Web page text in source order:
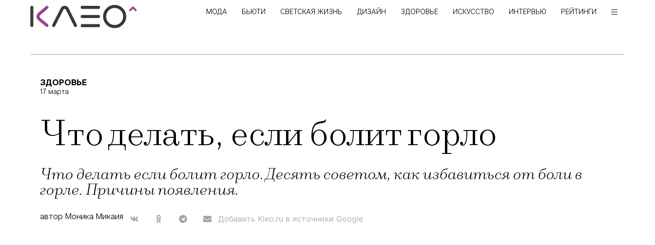
МОДА БЬЮТИ СВЕТСКАЯ ЖИЗНЬ ДИЗАЙН ЗДОРОВЬЕ ИСКУССТВО ИНТЕРВЬЮ РЕЙТИНГИ
ЗДОРОВЬЕ
17 марта
Что делать, если болит горло
Что делать если болит горло. Десять советом, как избавиться от боли в
горле. Причины появления.
автор Моника Микаия Добавить Kleo.ru в источники Google